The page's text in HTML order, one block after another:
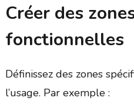
Créer des
fonctionnelles
Définissez des zones
l’usage. Par exemple :